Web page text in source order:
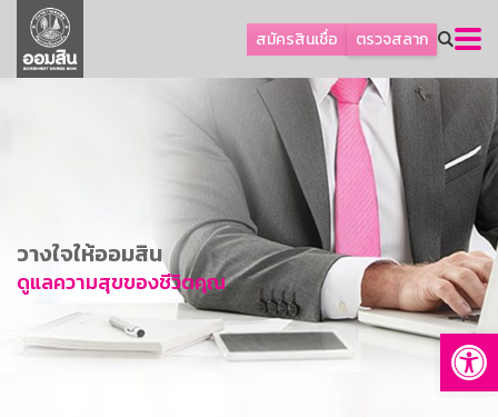
สมัครสินเชื่อ ตรวจสลาก
ลูกค้าธุรกิจ
ลูกค้าผู้ประกอบรายย่อย
การพัฒนาที่ยั่งยืน
ข่าวสาร
บริการทางการเงิน
อื่นๆ
วางใจให้ออมสิน
ดูแลความสุขของชีวิตคุณ